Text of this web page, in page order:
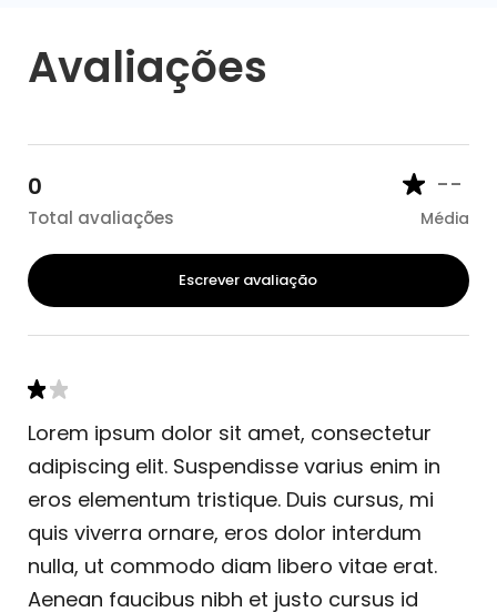
Avaliações
0
Total avaliações
--
Média
Escrever avaliação
Lorem ipsum dolor sit amet, consectetur
adipiscing elit. Suspendisse varius enim in
eros elementum tristique. Duis cursus, mi
quis viverra ornare, eros dolor interdum
nulla, ut commodo diam libero vitae erat.
Aenean faucibus nibh et justo cursus id